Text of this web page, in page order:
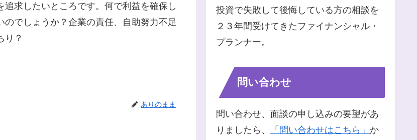
求したいところです。何で利益を確保し
でしょうか？企業の責任、自助努力不足
り？
ありのまま
投資で失敗して後悔している方の相談を
２３年間受けてきたファイナンシャル・
プランナー。
問い合わせ
問い合わせ、面談の申し込みの要望があ
りましたら、
「問い合わせはこちら」 か